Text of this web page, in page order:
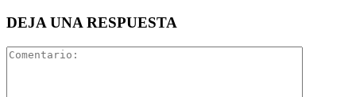
DEJA UNA RESPUESTA